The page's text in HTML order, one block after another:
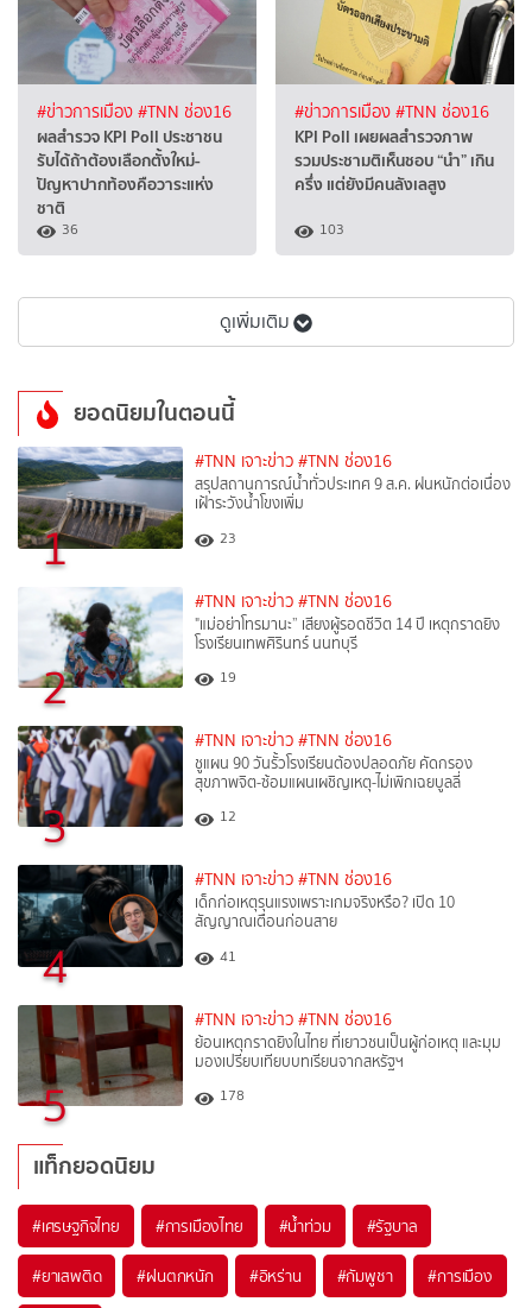
#ข่าวการเมือง#TNN ช่อง16
ผลสำรวจ KPI Poll ประชาชน
รับได้ถ้าต้องเลือกตั้งใหม่-
ปัญหาปากท้องคือวาระแห่ง
ชาติ
36
#ข่าวการเมือง#TNN ช่อง16
KPI Poll เผยผลสำรวจภาพ
รวมประชามติเห็นชอบ “นำ” เกิน
ครึ่ง แต่ยังมีคนลังเลสูง
103
ดูเพิ่มเติม
ยอดนิยมในตอนนี้
1
#TNN เจาะข่าว #TNN ช่อง16
สรุปสถานการณ์น้ำทั่วประเทศ 9 ส.ค. ฝนหนักต่อเนื่อง
เฝ้าระวังน้ำโขงเพิ่ม
23
2
#TNN เจาะข่าว #TNN ช่อง16
"แม่อย่าโทรมานะ” เสียงผู้รอดชีวิต 14 ปี เหตุกราดยิง
โรงเรียนเทพศิรินทร์ นนทบุรี
19
3
#TNN เจาะข่าว #TNN ช่อง16
ชูแผน 90 วันรั้วโรงเรียนต้องปลอดภัย คัดกรอง
สุขภาพจิต-ซ้อมแผนเผชิญเหตุ-ไม่เพิกเฉยบูลลี่
12
4
#TNN เจาะข่าว #TNN ช่อง16
เด็กก่อเหตุรุนแรงเพราะเกมจริงหรือ? เปิด 10
สัญญาณเตือนก่อนสาย
41
5
#TNN เจาะข่าว #TNN ช่อง16
ย้อนเหตุกราดยิงในไทย ที่เยาวชนเป็นผู้ก่อเหตุ และมุม
มองเปรียบเทียบบทเรียนจากสหรัฐฯ
178
แท็กยอดนิยม
#เศรษฐกิจไทย #การเมืองไทย #น้ำท่วม #รัฐบาล
#ยาเสพติด #ฝนตกหนัก #อิหร่าน #กัมพูชา #การเมือง